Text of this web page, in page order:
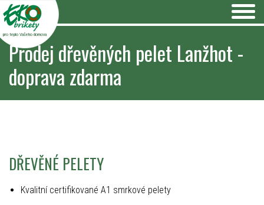
pro teplo Vašeho domova
Prodej dřevěných pelet Lanžhot -
doprava zdarma
DŘEVĚNÉ PELETY
Kvalitní certifikované A1 smrkové pelety